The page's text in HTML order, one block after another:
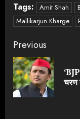
Tags: Amit Shah
Mallikarjun Kharge
Continue
Reading
Previous
चरण